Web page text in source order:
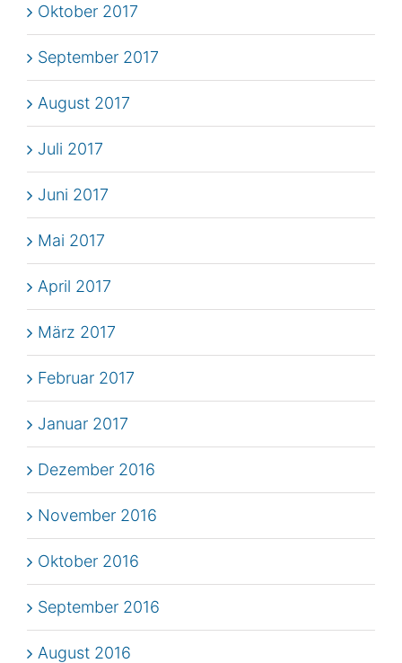
Oktober 2017
September 2017
August 2017
Juli 2017
Juni 2017
Mai 2017
April 2017
März 2017
Februar 2017
Januar 2017
Dezember 2016
November 2016
Oktober 2016
September 2016
August 2016